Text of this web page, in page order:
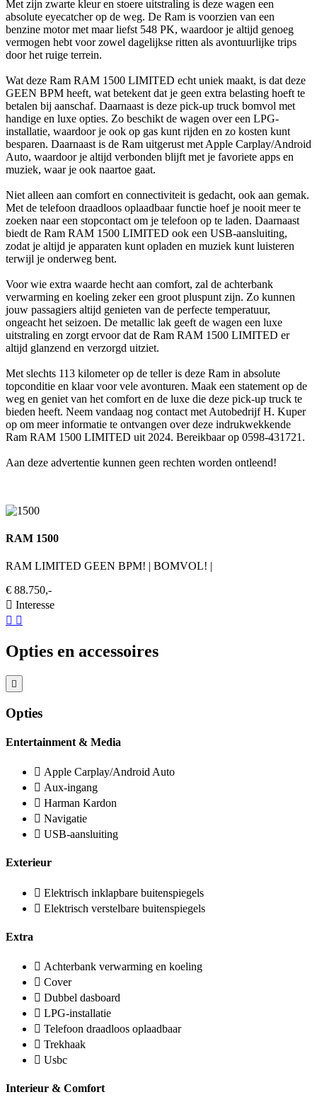
Met zijn zwarte kleur en stoere uitstraling is deze wagen een
absolute eyecatcher op de weg. De Ram is voorzien van een
benzine motor met maar liefst 548 PK, waardoor je altijd genoeg
vermogen hebt voor zowel dagelijkse ritten als avontuurlijke trips
door het ruige terrein.
Wat deze Ram RAM 1500 LIMITED echt uniek maakt, is dat deze
GEEN BPM heeft, wat betekent dat je geen extra belasting hoeft te
betalen bij aanschaf. Daarnaast is deze pick-up truck bomvol met
handige en luxe opties. Zo beschikt de wagen over een LPG-
installatie, waardoor je ook op gas kunt rijden en zo kosten kunt
besparen. Daarnaast is de Ram uitgerust met Apple Carplay/Android
Auto, waardoor je altijd verbonden blijft met je favoriete apps en
muziek, waar je ook naartoe gaat.
Niet alleen aan comfort en connectiviteit is gedacht, ook aan gemak.
Met de telefoon draadloos oplaadbaar functie hoef je nooit meer te
zoeken naar een stopcontact om je telefoon op te laden. Daarnaast
biedt de Ram RAM 1500 LIMITED ook een USB-aansluiting,
zodat je altijd je apparaten kunt opladen en muziek kunt luisteren
terwijl je onderweg bent.
Voor wie extra waarde hecht aan comfort, zal de achterbank
verwarming en koeling zeker een groot pluspunt zijn. Zo kunnen
jouw passagiers altijd genieten van de perfecte temperatuur,
ongeacht het seizoen. De metallic lak geeft de wagen een luxe
uitstraling en zorgt ervoor dat de Ram RAM 1500 LIMITED er
altijd glanzend en verzorgd uitziet.
Met slechts 113 kilometer op de teller is deze Ram in absolute
topconditie en klaar voor vele avonturen. Maak een statement op de
weg en geniet van het comfort en de luxe die deze pick-up truck te
bieden heeft. Neem vandaag nog contact met Autobedrijf H. Kuper
op om meer informatie te ontvangen over deze indrukwekkende
Ram RAM 1500 LIMITED uit 2024. Bereikbaar op 0598-431721.
Aan deze advertentie kunnen geen rechten worden ontleend!
RAM 1500
RAM LIMITED GEEN BPM! | BOMVOL! |
€ 88.750,-
Interesse
Opties en accessoires
Opties
Entertainment & Media
Apple Carplay/Android Auto
Aux-ingang
Harman Kardon
Navigatie
USB-aansluiting
Exterieur
Elektrisch inklapbare buitenspiegels
Elektrisch verstelbare buitenspiegels
Extra
Achterbank verwarming en koeling
Cover
Dubbel dasboard
LPG-installatie
Telefoon draadloos oplaadbaar
Trekhaak
Usbc
Interieur & Comfort